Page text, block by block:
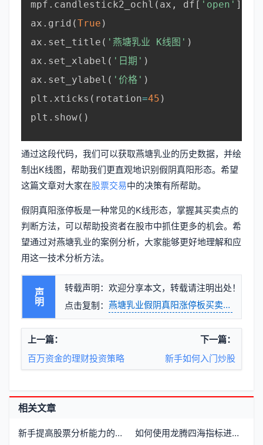
mpf . candlestick2_ochl ( ax , df [ 'open' ]
ax . grid (True )
ax . set_title ( '燕塘乳业 K线图' )
ax . set_xlabel ( '日期' )
ax . set_ylabel ( '价格' )
plt . xticks ( rotation=45 )
plt . show( )
通过这段代码，我们可以获取燕塘乳业的历史数据，并绘
制出K线图，帮助我们更直观地识别假阴真阳形态。希望
这篇文章对大家在股票交易中的决策有所帮助。
假阴真阳涨停板是一种常见的K线形态，掌握其买卖点的
判断方法，可以帮助投资者在股市中抓住更多的机会。希
望通过对燕塘乳业的案例分析，大家能够更好地理解和应
用这一技术分析方法。
声明
转载声明：欢迎分享本文，转载请注明出处！
点击复制： 燕塘乳业假阴真阳涨停板买卖点解析
上一篇：
百万资金的理财投资策略
下一篇：
新手如何入门炒股
相关文章
新手提高股票分析能力的实用方法
如何使用龙腾四海指标进行股票分析